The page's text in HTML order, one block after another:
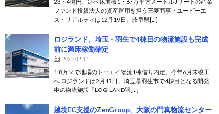
23・4億円、延べ床面積1・67万平方メートル Jリートの産業
ファンド投資法人の資産運用を担う三菱商事・ユービーエ
ス・リアルティは12月19日、岐阜県[…]
ロジランド、埼玉・羽生で4棟目の物流施設も完成
前に満床稼働確定
2023.02.13
1.8万㎡で地場のトーエイ物流1棟借り内定、今年6月末竣工
へ ロジランドは2月13日、埼玉県羽生市で4棟目となる開発
中の物流施設「LOGI LAND羽[…]
越境EC支援のZenGroup、大阪の門真物流センター